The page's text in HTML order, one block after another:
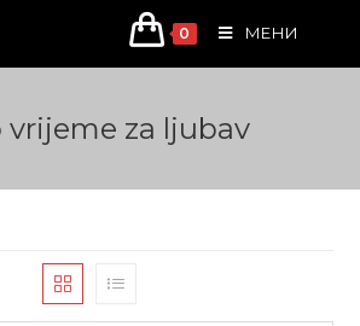
0 МЕНИ
vrijeme za ljubav